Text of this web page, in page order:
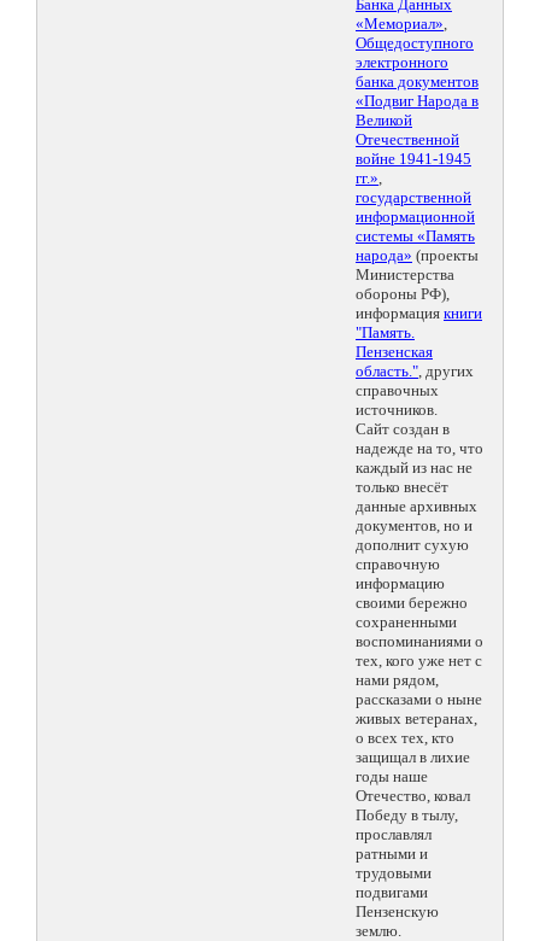
Банка Данных
«Мемориал»,
Общедоступного
электронного
банка документов
«Подвиг Народа в
Великой
Отечественной
войне 1941-1945
гг.»,
государственной
информационной
системы «Память
народа» (проекты
Министерства
обороны РФ),
информация книги
"Память.
Пензенская
область.", других
справочных
источников.
Сайт создан в
надежде на то, что
каждый из нас не
только внесёт
данные архивных
документов, но и
дополнит сухую
справочную
информацию
своими бережно
сохраненными
воспоминаниями о
тех, кого уже нет с
нами рядом,
рассказами о ныне
живых ветеранах,
о всех тех, кто
защищал в лихие
годы наше
Отечество, ковал
Победу в тылу,
прославлял
ратными и
трудовыми
подвигами
Пензенскую
землю.